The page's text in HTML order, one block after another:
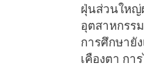
ฝุ่นส่วนใหญ่
อุตสาหกรร
การศึกษายั
เคืองตา กา